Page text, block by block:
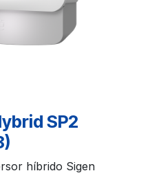
SP2
híbrido Sigen